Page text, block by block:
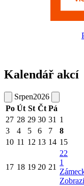
Kalendář akcí
Srpen2026
Po Út St Čt Pá
27 28 29 30 31 1
3
4 5 6 7 8
10 11 12 13 14 15
17 18 19 20 21
22
1